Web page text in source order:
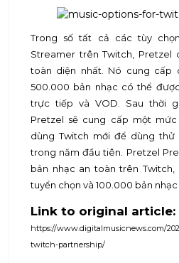
Trong số tất cả các tùy
Streamer trên Twitch, Pretzel
toàn diện nhất. Nó cung cấp
500.000 bản nhạc có thể
trực tiếp và VOD. Sau thời
Pretzel sẽ cung cấp một
dùng Twitch mới để dùng
trong năm đầu tiên. Pretzel
bản nhạc an toàn trên
tuyển chọn và 100.000 bản
Link to original article:
https://www.digitalmusicnews.com/
twitch-partnership/